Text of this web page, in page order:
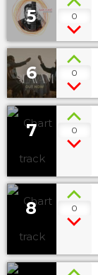
5 0
6 0
7 0
8 0